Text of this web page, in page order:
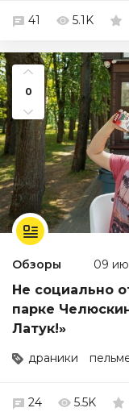
41 5.1K
0
Обзоры 09
Не социально
парке
Латук!»
драники
24 5.5K